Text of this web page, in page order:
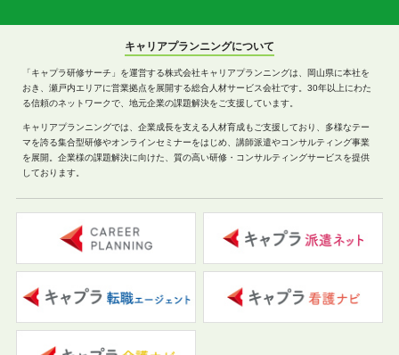
キャリアプランニングについて
「キャプラ研修サーチ」を運営する株式会社キャリアプランニングは、岡山県に本社を
おき、瀬戸内エリアに営業拠点を展開する総合人材サービス会社です。30年以上にわた
る信頼のネットワークで、地元企業の課題解決をご支援しています。
キャリアプランニングでは、企業成長を支える人材育成もご支援しており、多様なテー
マを誇る集合型研修やオンラインセミナーをはじめ、講師派遣やコンサルティング事業
を展開。企業様の課題解決に向けた、質の高い研修・コンサルティングサービスを提供
しております。